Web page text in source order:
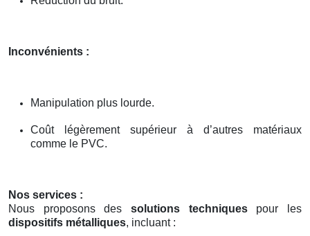
Inconvénients :
Manipulation plus lourde.
Coût légèrement supérieur à d’autres matériaux
comme le PVC.
Nos services :
Nous proposons des solutions techniquespour les
dispositifs métalliques, incluant :